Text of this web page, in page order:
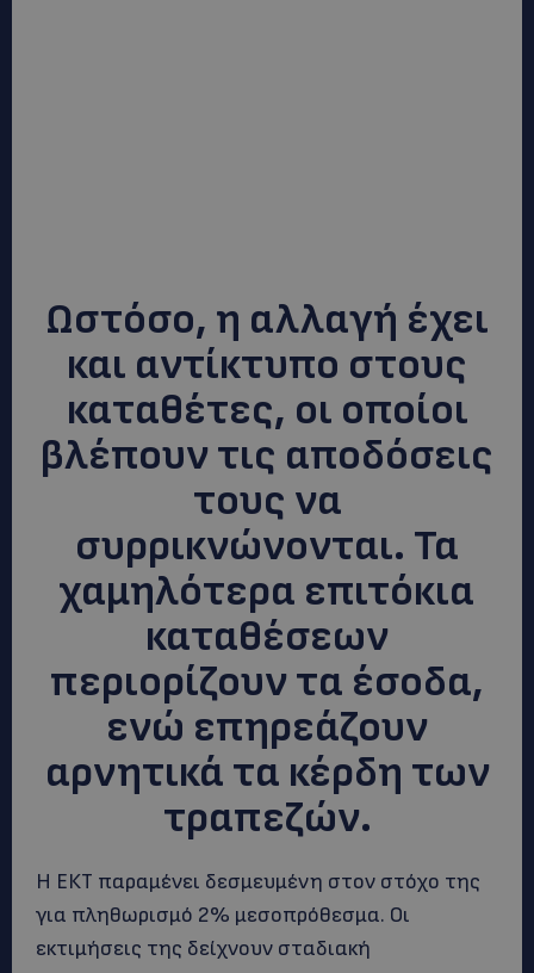
Ωστόσο, η αλλαγή έχει
και αντίκτυπο στους
καταθέτες, οι οποίοι
βλέπουν τις αποδόσεις
τους να
συρρικνώνονται. Τα
χαμηλότερα επιτόκια
καταθέσεων
περιορίζουν τα έσοδα,
ενώ επηρεάζουν
αρνητικά τα κέρδη των
τραπεζών.
Η ΕΚΤ παραμένει δεσμευμένη στον στόχο της
για πληθωρισμό 2% μεσοπρόθεσμα. Οι
εκτιμήσεις της δείχνουν σταδιακή